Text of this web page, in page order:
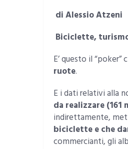
di Alessio Atzeni
Biciclette,
E’ questo il “poker”
ruote.
E i dati relativi alla
da realizzare
indirettamente,
biciclette e che
commercianti, gli